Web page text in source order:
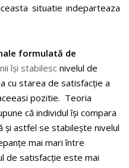
situatie indeparteaza
formulată de
își stabilesc nivelul de
cu starea de satisfacție a
pozitie. Teoria
că individul își compara
și astfel se stabilește nivelul
mai mari între
de satisfacție este mai